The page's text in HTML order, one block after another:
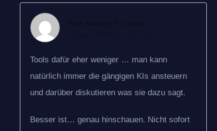
Tools dafür eher weniger … man kann
natürlich immer die gängigen KIs ansteuern
und darüber diskutieren was sie dazu sagt.
Besser ist… genau hinschauen. Nicht sofort